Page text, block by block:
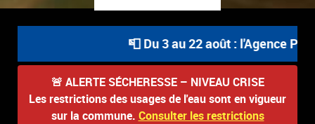
📮 Du 3 au 22 août : l'Agence
🚨 ALERTE SÉCHERESSE – NIVEAU CRISE
Les restrictions des usages de l'eau sont en vigueur
sur la commune. Consulter les restrictions